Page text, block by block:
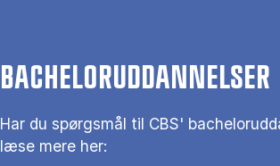
BACHELORUDDANNELSER
Har du spørgsmål til CBS'
læse mere her: